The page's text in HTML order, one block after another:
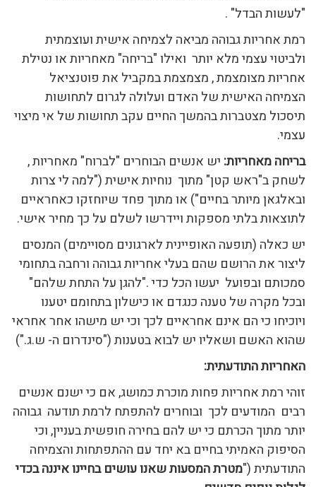
"לעשות הבדל" .
רמת אחריות גבוהה מביאה לצמיחה אישית ועוצמתית
ולביטוי עצמי מלא יותר ואילו "בריחה" מאחריות או נטילת
אחריות מצומצמת , מצמצמת במקביל את פוטנציאל
הצמיחה האישית של האדם ועלולה לגרום לתחושות
תיסכול מצטברות בהמשך החיים עקב תחושות של אי מיצוי
עצמי.
בריחה מאחריות: יש אנשים הבוחרים "לברוח" מאחריות ,
לשחק ב"ראש קטן" מתוך נוחיות אישית ("למה לי צרות
ובאלגאן מיותר בחיים") או מתוך פחד שיוחזקו כאחראיים
לתוצאות בלתי מספקות ויידרשו לשלם על כך מחיר אישי.
יש כאלה (תופעה האופיינית לארגונים מסויימים) המנסים
ליצור את הרושם שהם בעלי אחריות גבוהה ורחבה בתחומי
סמכותם ובפועל יעשו הכל כדי ."להגן על התחת שלהם"
ובכל מקרה של טענה כנגדם או כישלון בתחומם יטענו
ויוכיחו כי הם אינם אחראיים לכך וכי יש מישהו אחר אחראי
שהוא האשם ושאליו יש לבוא בטענות ("סינדרום ה- ש.ג.")
האחריות התודעתית:
זוהי רמת אחריות פחות מוכרת כמושג, אם כי ישנם אנשים
רבים המודעים לכך ובוחרים להתפתח לרמת תודעה גבוהה
יותר מתוך הכרתם כי יש להם בחירה חופשית בעניין, וכי
הסיפוק האמיתי בחיים בא יחד עם ההתפתחות והצמיחה
התודעתית ("מטרת המסעות שאנו עושים בחיינו איננה בכדי